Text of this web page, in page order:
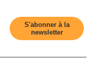
S'abonner à la
newsletter